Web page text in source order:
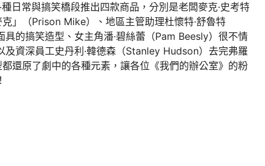
日常與搞笑橋段推出四款商品，分別是老闆麥克·史考特
」（Prison Mike）、地區主管助理杜懷特·舒魯特
的搞笑造型、女主角潘·碧絲蕾（Pam Beesly）很不情
資深員工史丹利·韓德森（Stanley Hudson）去完弗羅
還原了劇中的各種元素，讓各位《我們的辦公室》的粉